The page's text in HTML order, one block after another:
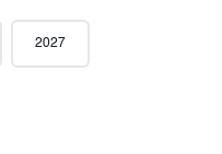
2027